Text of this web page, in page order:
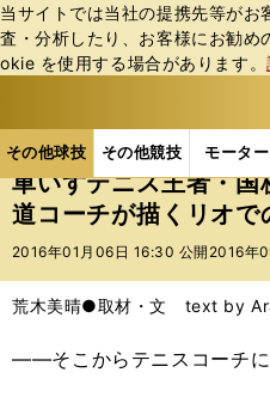
当サイトでは当社の提携先等がお
査・分析したり、お客様にお勧め
okie を使⽤する場合があります。
その他球技 その他競技 モーター
ス
ポ
ル
バ
その他球技の記事一覧
車いすテニス王者・
道コーチが描くリオ
2016年01月06日 16:30 公開 2016年
荒木美晴●取材・文 text by
――そこからテニスコーチに